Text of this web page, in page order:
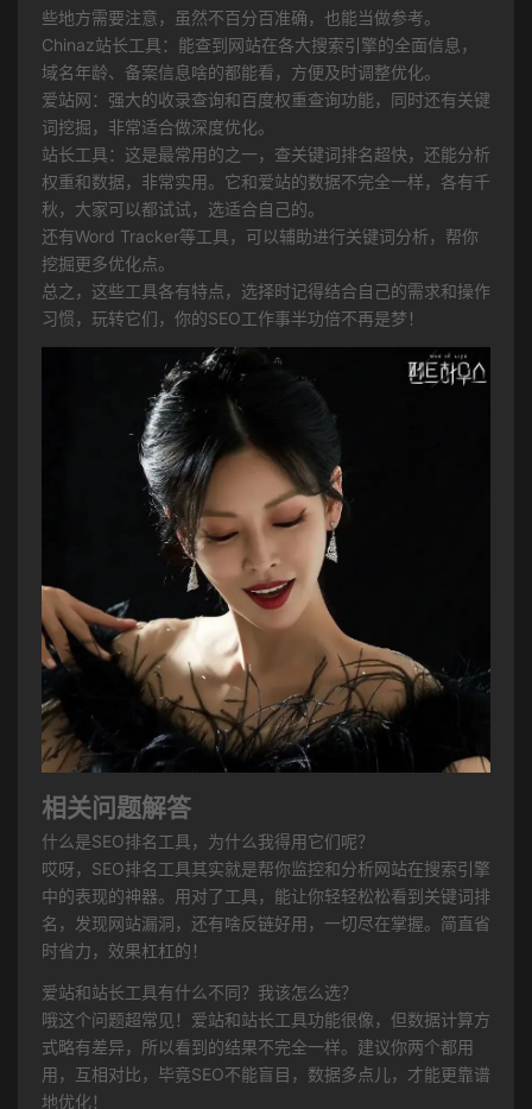
些地方需要注意，虽然不百分百准确，也能当做参考。
Chinaz站长工具：能查到网站在各大搜索引擎的全面信息，
域名年龄、备案信息啥的都能看，方便及时调整优化。
爱站网：强大的收录查询和百度权重查询功能，同时还有关键
词挖掘，非常适合做深度优化。
站长工具：这是最常用的之一，查关键词排名超快，还能分析
权重和数据，非常实用。它和爱站的数据不完全一样，各有千
秋，大家可以都试试，选适合自己的。
还有Word Tracker等工具，可以辅助进行关键词分析，帮你
挖掘更多优化点。
总之，这些工具各有特点，选择时记得结合自己的需求和操作
习惯，玩转它们，你的SEO工作事半功倍不再是梦！
相关问题解答
什么是SEO排名工具，为什么我得用它们呢？
哎呀，SEO排名工具其实就是帮你监控和分析网站在搜索引擎
中的表现的神器。用对了工具，能让你轻轻松松看到关键词排
名，发现网站漏洞，还有啥反链好用，一切尽在掌握。简直省
时省力，效果杠杠的！
爱站和站长工具有什么不同？我该怎么选？
哦这个问题超常见！爱站和站长工具功能很像，但数据计算方
式略有差异，所以看到的结果不完全一样。建议你两个都用
用，互相对比，毕竟SEO不能盲目，数据多点儿，才能更靠谱
地优化！